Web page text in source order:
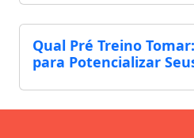
Qual Pré Treino
para Potencializar